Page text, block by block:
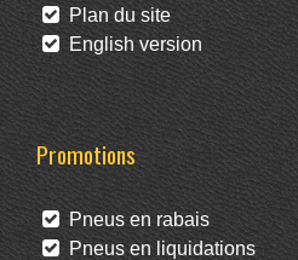
Plan du site
English version
Promotions
Pneus en rabais
Pneus en liquidations